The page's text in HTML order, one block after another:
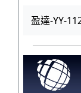
盈達-YY-